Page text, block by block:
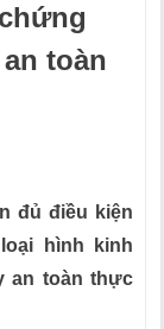
toàn
đủ điều kiện
hình kinh
an toàn thực